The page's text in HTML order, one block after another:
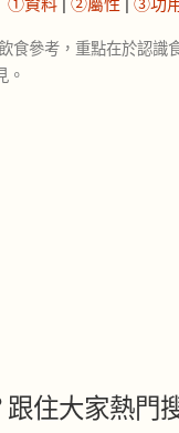
①資料 ②屬性 ③功
食參考，重點在於認識
。
(Strawberries)
住大家熱門